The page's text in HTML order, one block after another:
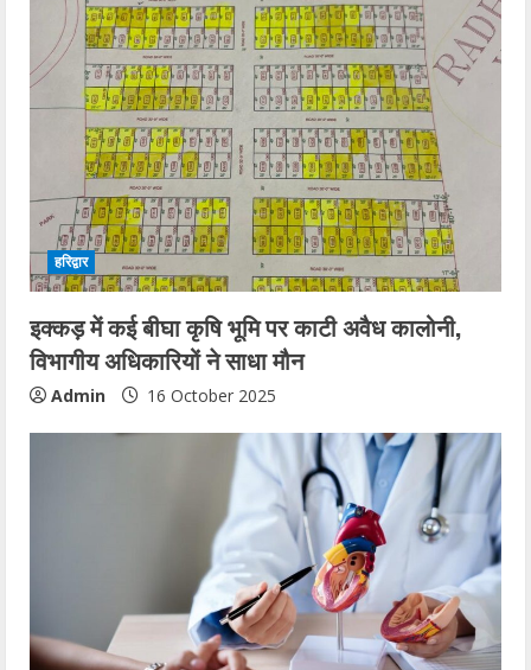
हरिद्वार
इक्कड़ में कई बीघा कृषि भूमि पर काटी अवैध कालोनी,
विभागीय अधिकारियों ने साधा मौन
Admin 16 October 2025